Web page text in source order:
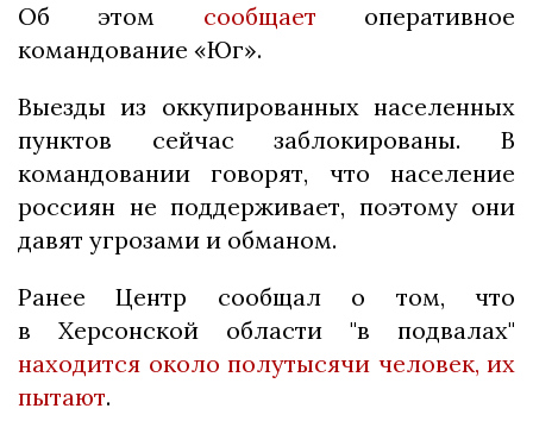
Об этом сообщает оперативное
командование «Юг».
Выезды из оккупированных населенных
пунктов сейчас заблокированы. В
командовании говорят, что население
россиян не поддерживает, поэтому они
давят угрозами и обманом.
Ранее Центр сообщал о том, что
в Херсонской области "в подвалах"
находится около полутысячи человек, их
пытают.